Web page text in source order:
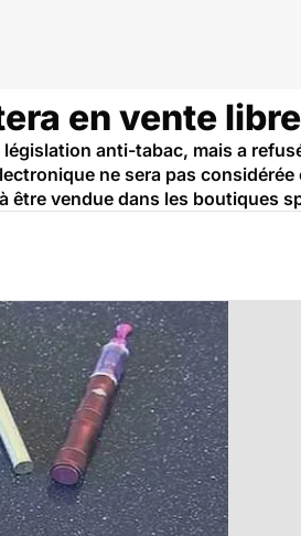
en vente libre
anti-tabac, mais a
ne sera pas
vendue dans les boutiques